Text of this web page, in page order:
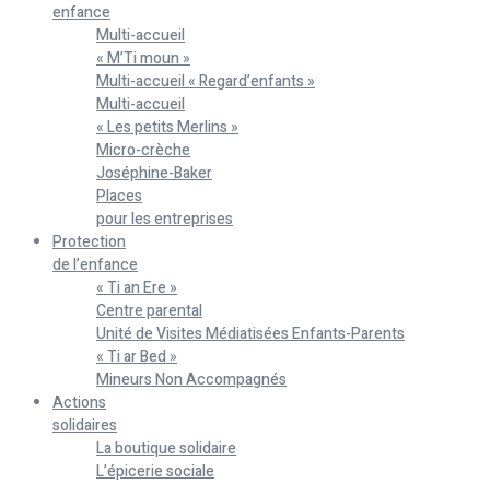
enfance
Multi-accueil
« M’Ti moun »
Multi-accueil « Regard’enfants »
Multi-accueil
« Les petits Merlins »
Micro-crèche
Joséphine-Baker
Places
pour les entreprises
Protection
de l’enfance
« Ti an Ere »
Centre parental
Unité de Visites Médiatisées Enfants-Parents
« Ti ar Bed »
Mineurs Non Accompagnés
Actions
solidaires
La boutique solidaire
L’épicerie sociale